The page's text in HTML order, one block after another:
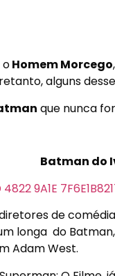
oHomem Morcego
alguns
que nunca
Batman do
de
longa do Batman,
Adam West.